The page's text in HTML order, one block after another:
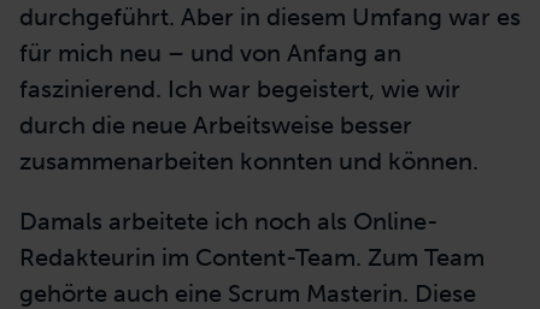
durchgeführt. Aber in diesem Umfang war es
für mich neu – und von Anfang an
faszinierend. Ich war begeistert, wie wir
durch die neue Arbeitsweise besser
zusammenarbeiten konnten und können.
Damals arbeitete ich noch als Online-
Redakteurin im Content-Team. Zum Team
gehörte auch eine Scrum Masterin. Diese